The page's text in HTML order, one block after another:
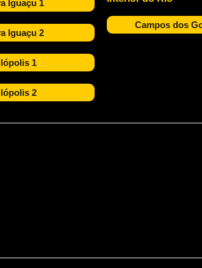
Iguaçu 1
Iguaçu 2
1
2
Campos dos